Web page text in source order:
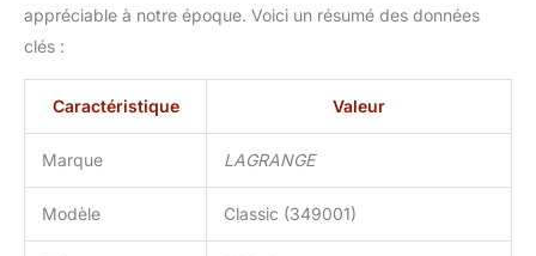
appréciable à notre époque. Voici un résumé des données
clés :
Caractéristique Valeur
Marque LAGRANGE
Modèle Classic (349001)